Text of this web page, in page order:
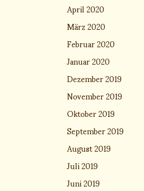
April 2020
März 2020
Februar 2020
Januar 2020
Dezember 2019
November 2019
Oktober 2019
September 2019
August 2019
Juli 2019
Juni 2019